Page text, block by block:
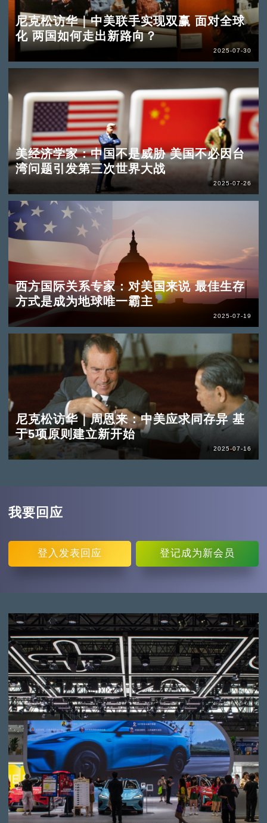
尼克松访华｜中美联手实现双赢 面对全球
化 两国如何走出新路向？
2025-07-30
美经济学家：中国不是威胁 美国不必因台
湾问题引发第三次世界大战
2025-07-26
西方国际关系专家：对美国来说 最佳生存
方式是成为地球唯一霸主
2025-07-19
尼克松访华｜周恩来：中美应求同存异 基
于5项原则建立新开始
2025-07-16
我要回应
登入 发表回应 登记成为新会员